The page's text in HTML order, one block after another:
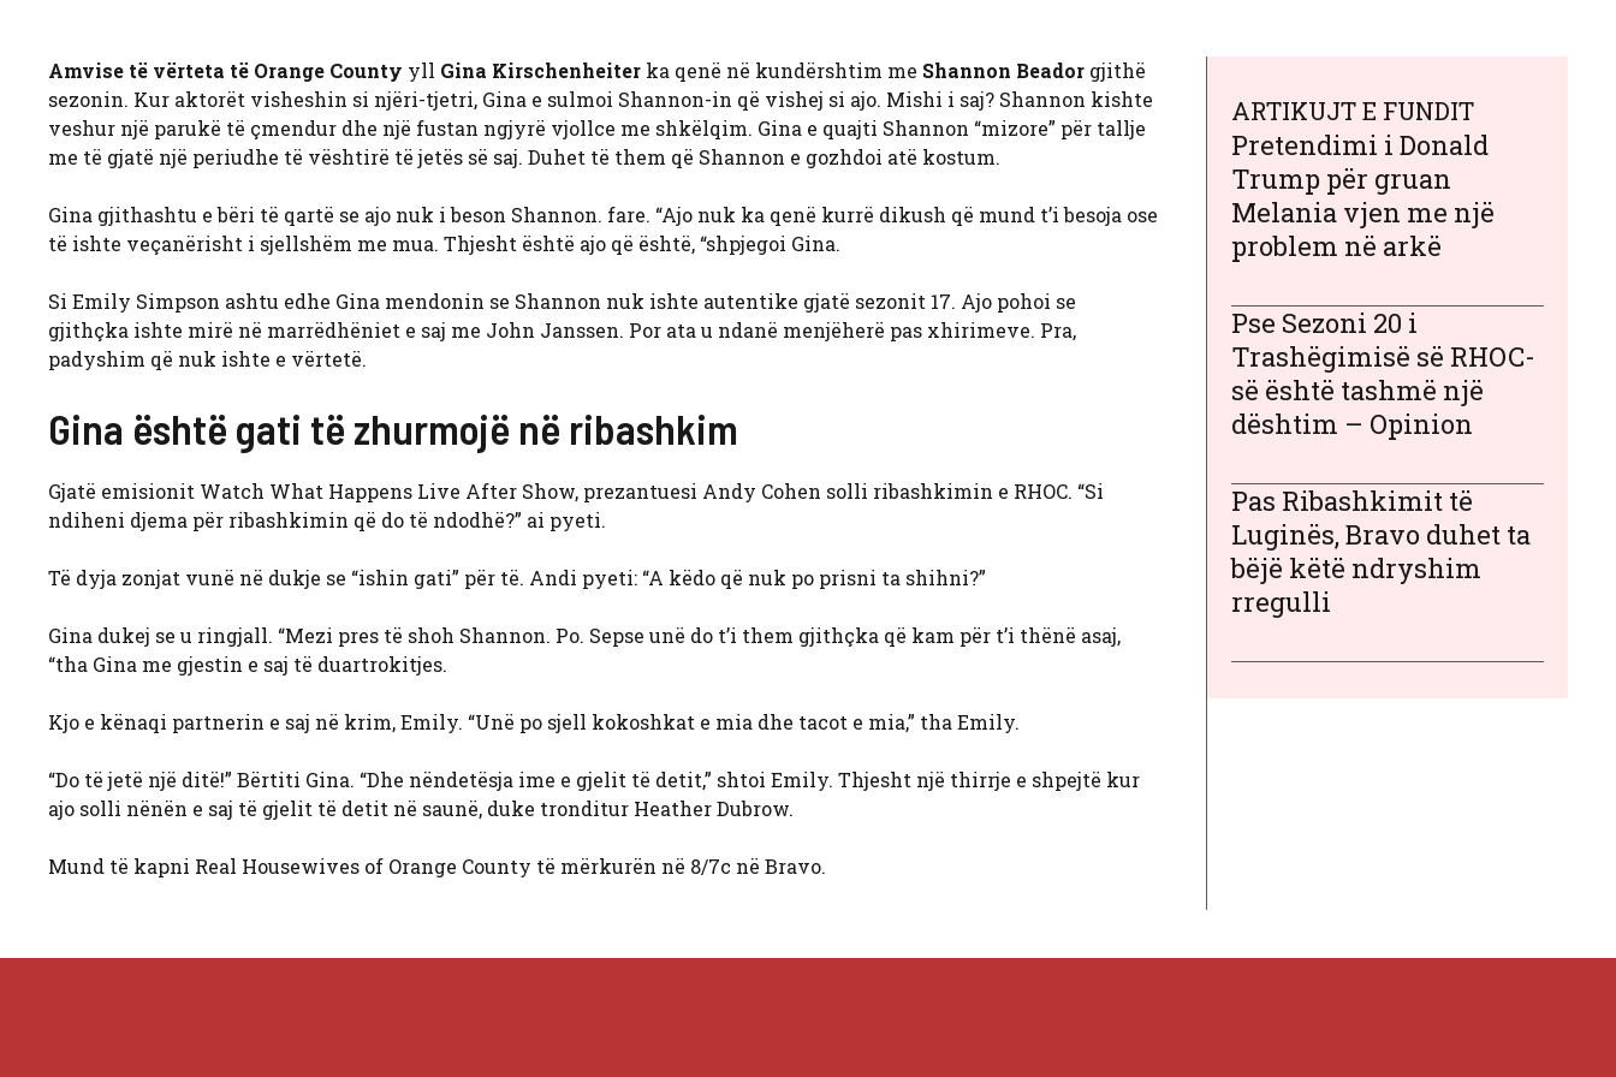
Amvise të vërteta të Orange County yll Gina Kirschenheiter ka qenë në kundërshtim me Shannon Beador gjithë
sezonin. Kur aktorët visheshin si njëri-tjetri, Gina e sulmoi Shannon-in që vishej si ajo. Mishi i saj? Shannon kishte
veshur një parukë të çmendur dhe një fustan ngjyrë vjollce me shkëlqim. Gina e quajti Shannon “mizore” për tallje
me të gjatë një periudhe të vështirë të jetës së saj. Duhet të them që Shannon e gozhdoi atë kostum.
Gina gjithashtu e bëri të qartë se ajo nuk i beson Shannon. fare. “Ajo nuk ka qenë kurrë dikush që mund t’i besoja ose
të ishte veçanërisht i sjellshëm me mua. Thjesht është ajo që është, “shpjegoi Gina.
Si Emily Simpson ashtu edhe Gina mendonin se Shannon nuk ishte autentike gjatë sezonit 17. Ajo pohoi se
gjithçka ishte mirë në marrëdhëniet e saj me John Janssen. Por ata u ndanë menjëherë pas xhirimeve. Pra,
padyshim që nuk ishte e vërtetë.
Gina është gati të zhurmojë në ribashkim
Gjatë emisionit Watch What Happens Live After Show, prezantuesi Andy Cohen solli ribashkimin e RHOC. “Si
ndiheni djema për ribashkimin që do të ndodhë?” ai pyeti.
Të dyja zonjat vunë në dukje se “ishin gati” për të. Andi pyeti: “A këdo që nuk po prisni ta shihni?”
Gina dukej se u ringjall. “Mezi pres të shoh Shannon. Po. Sepse unë do t’i them gjithçka që kam për t’i thënë asaj,
“tha Gina me gjestin e saj të duartrokitjes.
Kjo e kënaqi partnerin e saj në krim, Emily. “Unë po sjell kokoshkat e mia dhe tacot e mia,” tha Emily.
“Do të jetë një ditë!” Bërtiti Gina. “Dhe nëndetësja ime e gjelit të detit,” shtoi Emily. Thjesht një thirrje e shpejtë kur
ajo solli nënën e saj të gjelit të detit në saunë, duke tronditur Heather Dubrow.
Mund të kapni Real Housewives of Orange County të mërkurën në 8/7c në Bravo.
ARTIKUJT E FUNDIT
Pretendimi i Donald
Trump për gruan
Melania vjen me një
problem në arkë
Pse Sezoni 20 i
Trashëgimisë së RHOC-
së është tashmë një
dështim – Opinion
Pas Ribashkimit të
Luginës, Bravo duhet ta
bëjë këtë ndryshim
rregulli